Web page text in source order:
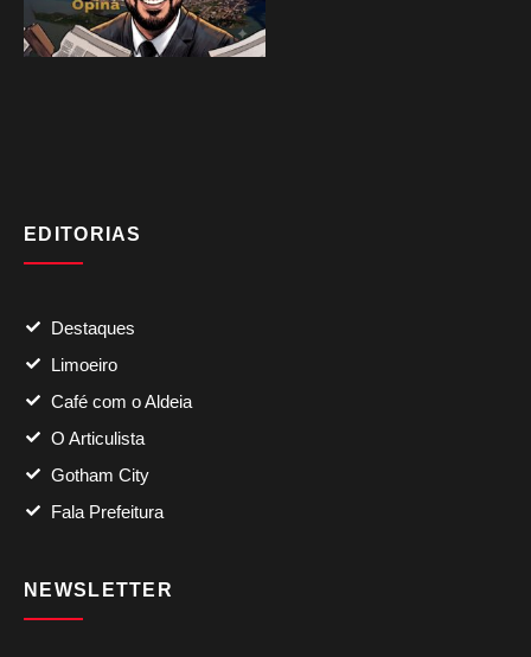
EDITORIAS
Destaques
Limoeiro
Café com o Aldeia
O Articulista
Gotham City
Fala Prefeitura
NEWSLETTER